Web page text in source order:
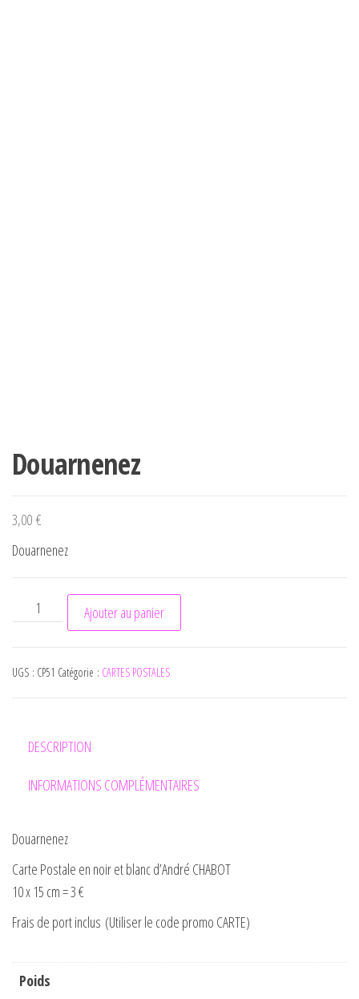
Douarnenez
3,00 €
Douarnenez
quantité de Douarnenez
Ajouter au panier
UGS : CP51 Catégorie : CARTES POSTALES
DESCRIPTION
INFORMATIONS COMPLÉMENTAIRES
Douarnenez
Carte Postale en noir et blanc d’André CHABOT
10 x 15 cm = 3 €
Frais de port inclus (Utiliser le code promo CARTE)
Poids